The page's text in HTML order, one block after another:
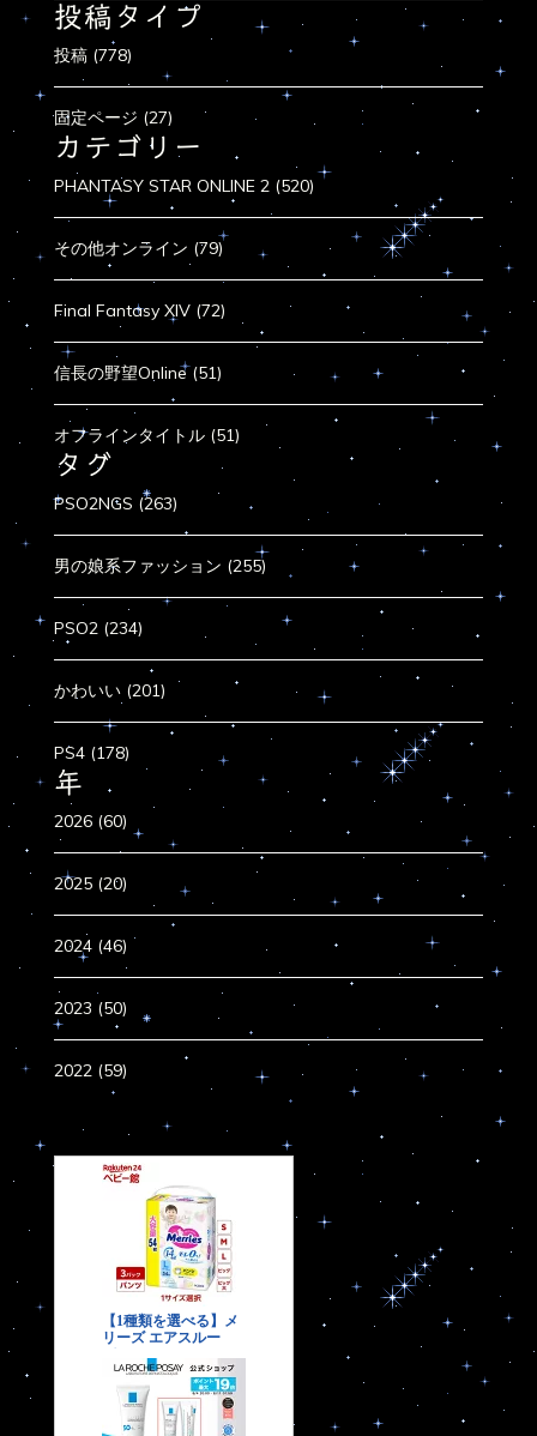
投稿タイプ
投稿 (778)
固定ページ (27)
カテゴリー
PHANTASY STAR ONLINE 2 (520)
その他オンライン (79)
Final Fantasy XIV (72)
信長の野望Online (51)
オフラインタイトル (51)
タグ
PSO2NGS (263)
男の娘系ファッション (255)
PSO2 (234)
かわいい (201)
PS4 (178)
年
2026 (60)
2025 (20)
2024 (46)
2023 (50)
2022 (59)